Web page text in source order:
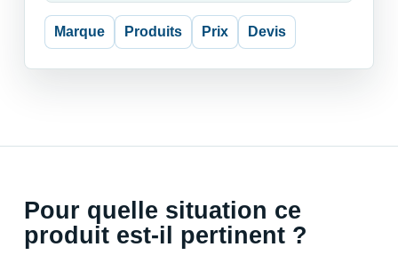
Marque Produits Prix Devis
Pour quelle situation ce
produit est-il pertinent ?